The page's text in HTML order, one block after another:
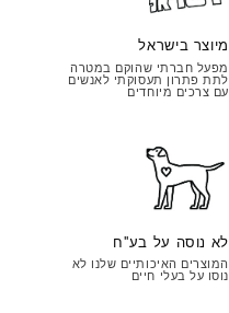
מיוצר בישראל
מפעל חברתי שהוקם במטרה
לתת פתרון תעסוקתי לאנשים
עם צרכים מיוחדים
לא נוסה על בע''ח
המוצרים האיכותיים שלנו לא
נוסו על בעלי חיים